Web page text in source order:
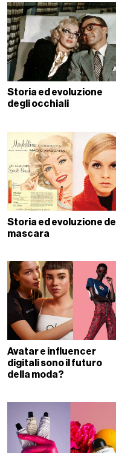
Storia ed evoluzione
degli occhiali
Storia ed evoluzione del
mascara
Avatar e influencer
digitali sono il futuro
della moda?